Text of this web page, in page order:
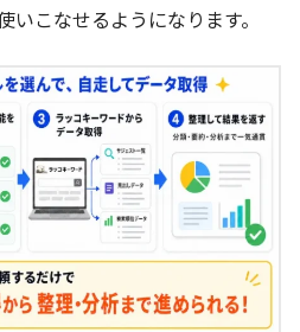
いこなせるようになります。